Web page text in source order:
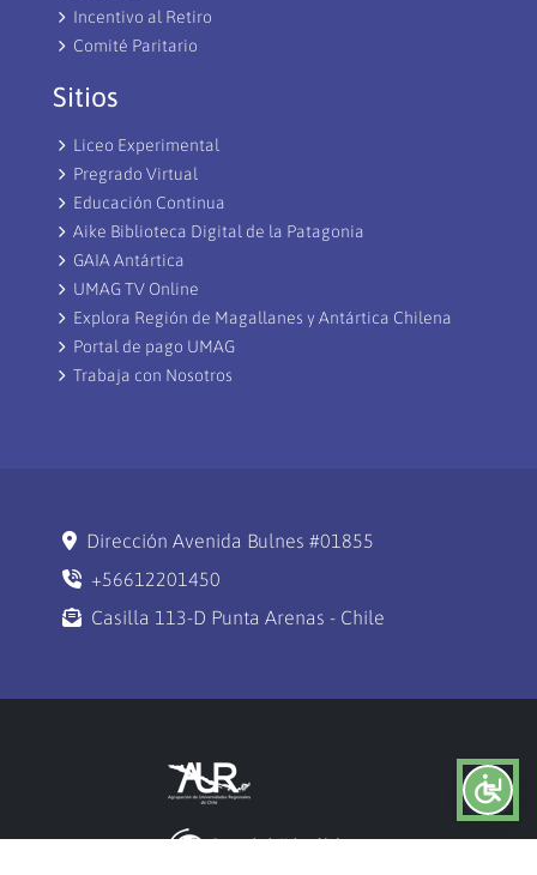
Incentivo al Retiro
Comité Paritario
Sitios
Liceo Experimental
Pregrado Virtual
Educación Continua
Aike Biblioteca Digital de la Patagonia
GAIA Antártica
UMAG TV Online
Explora Región de Magallanes y Antártica Chilena
Portal de pago UMAG
Trabaja con Nosotros
Dirección Avenida Bulnes #01855
+56612201450
Casilla 113-D Punta Arenas - Chile